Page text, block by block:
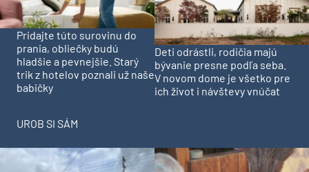
Pridajte túto surovinu do
prania, obliečky budú
hladšie a pevnejšie. Starý
trik z hotelov poznali už naše
babičky
Deti odrástli, rodičia majú
bývanie presne podľa seba.
V novom dome je všetko pre
ich život i návštevy vnúčat
UROB SI SÁM